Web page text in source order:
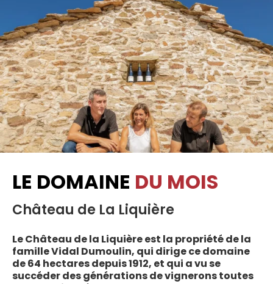
LE DOMAINE DU MOIS
Château de La Liquière
Le Château de la Liquière est la propriété de la
famille Vidal Dumoulin, qui dirige ce domaine
de 64 hectares depuis 1912, et qui a vu se
succéder des générations de vignerons toutes